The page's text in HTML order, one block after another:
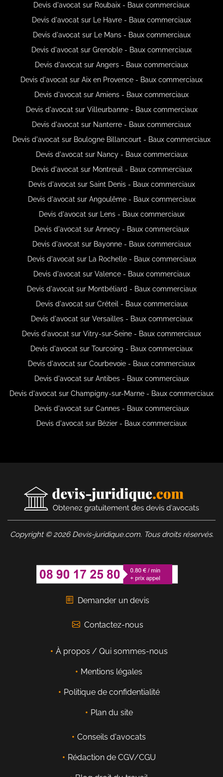
Devis d'avocat sur Roubaix - Baux commerciaux
Devis d'avocat sur Le Havre - Baux commerciaux
Devis d'avocat sur Le Mans - Baux commerciaux
Devis d'avocat sur Grenoble - Baux commerciaux
Devis d'avocat sur Angers - Baux commerciaux
Devis d'avocat sur Aix en Provence - Baux commerciaux
Devis d'avocat sur Amiens - Baux commerciaux
Devis d'avocat sur Villeurbanne - Baux commerciaux
Devis d'avocat sur Nanterre - Baux commerciaux
Devis d'avocat sur Boulogne Billancourt - Baux commerciaux
Devis d'avocat sur Nancy - Baux commerciaux
Devis d'avocat sur Montreuil - Baux commerciaux
Devis d'avocat sur Saint Denis - Baux commerciaux
Devis d'avocat sur Angoulême - Baux commerciaux
Devis d'avocat sur Lens - Baux commerciaux
Devis d'avocat sur Annecy - Baux commerciaux
Devis d'avocat sur Bayonne - Baux commerciaux
Devis d'avocat sur La Rochelle - Baux commerciaux
Devis d'avocat sur Valence - Baux commerciaux
Devis d'avocat sur Montbéliard - Baux commerciaux
Devis d'avocat sur Créteil - Baux commerciaux
Devis d'avocat sur Versailles - Baux commerciaux
Devis d'avocat sur Vitry-sur-Seine - Baux commerciaux
Devis d'avocat sur Tourcoing - Baux commerciaux
Devis d'avocat sur Courbevoie - Baux commerciaux
Devis d'avocat sur Antibes - Baux commerciaux
Devis d'avocat sur Champigny-sur-Marne - Baux commerciaux
Devis d'avocat sur Cannes - Baux commerciaux
Devis d'avocat sur Bézier - Baux commerciaux
Copyright © 2026 Devis-juridique.com. Tous droits réservés.
Demander un devis
Contactez-nous
À propos / Qui sommes-nous
Mentions légales
Politique de confidentialité
Plan du site
Conseils d'avocats
Rédaction de CGV/CGU